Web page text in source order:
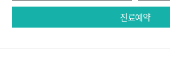
진료예약